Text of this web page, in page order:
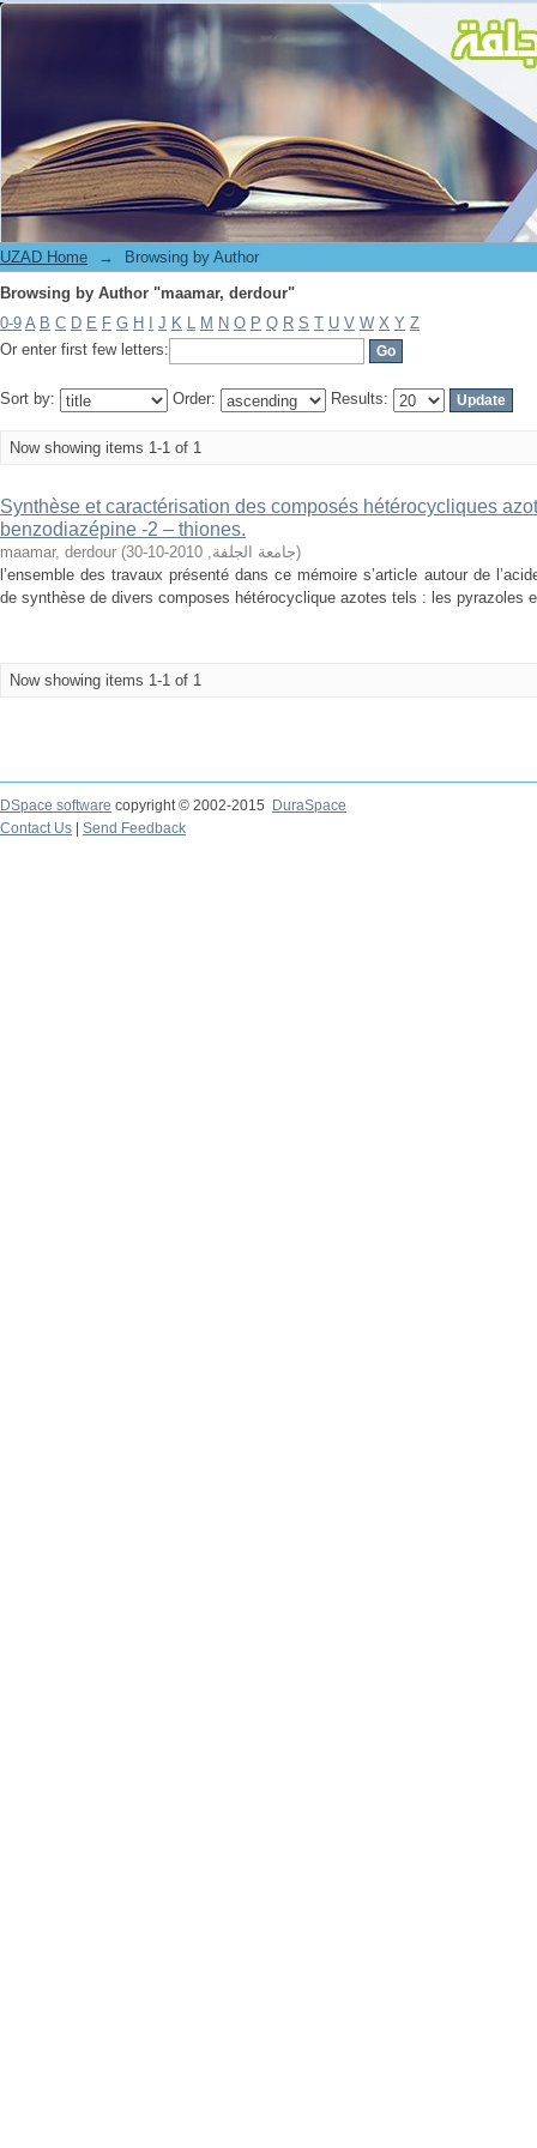
Browsing by Author "maamar, derdour"
UZAD Home →
Browsing by Author
Browsing by Author "maamar, derdour"
0-9 A B C D E F G H J K L M N O P Q R S T U V W X Y Z
Or enter first few letters:
Sort by: Order: Results:
Now showing items 1-1 of 1
Synthèse et caractérisation des composés hétérocycliques
benzodiazépine -2 – thiones.
maamar, derdour ( جامعة الجلفة,
2010-10-30
)
l’ensemble des travaux présenté dans ce mémoire s’article autour de
de synthèse de divers composes hétérocyclique azotes tels : les pyrazoles
Now showing items 1-1 of 1
DSpace software copyright © 2002-2015
DuraSpace
Contact Us
Send Feedback